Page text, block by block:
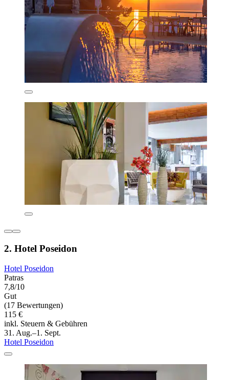
2. Hotel Poseidon
Hotel Poseidon
Patras
7,8/10
Gut
(17 Bewertungen)
115 €
inkl. Steuern & Gebühren
31. Aug.–1. Sept.
Hotel Poseidon